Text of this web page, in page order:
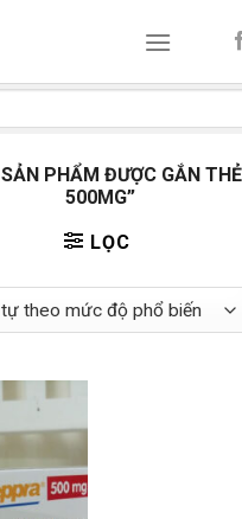
SẢN PHẨM ĐƯỢC GẮN
500MG”
LỌC